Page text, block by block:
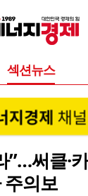
섹션뉴스
써클·
주의보